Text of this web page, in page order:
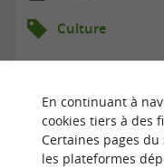
Culture
En continuant à
cookies tiers à des
Certaines pages
les plateformes